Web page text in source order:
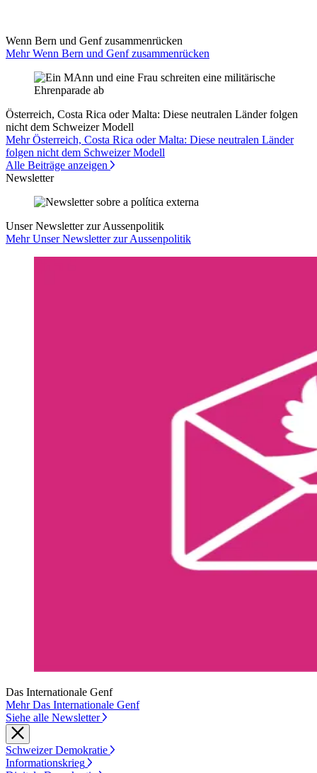
Wenn Bern und Genf zusammenrücken
Mehr Wenn Bern und Genf zusammenrücken
Österreich, Costa Rica oder Malta: Diese neutralen Länder folgen
nicht dem Schweizer Modell
Mehr Österreich, Costa Rica oder Malta: Diese neutralen Länder
folgen nicht dem Schweizer Modell
Alle Beiträge anzeigen
Newsletter
Unser Newsletter zur Aussenpolitik
Mehr Unser Newsletter zur Aussenpolitik
Das Internationale Genf
Mehr Das Internationale Genf
Siehe alle Newsletter
Schweizer Demokratie
Informationskrieg